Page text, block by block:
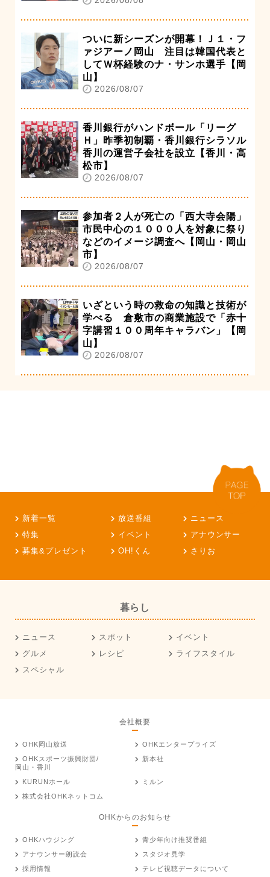
ついに新シーズンが開幕！Ｊ１・フ
ァジアーノ岡山 注目は韓国代表と
してＷ杯経験のナ・サンホ選手【岡
山】
2026/08/07
香川銀行がハンドボール「リーグ
Ｈ」昨季初制覇・香川銀行シラソル
香川の運営子会社を設立【香川・高
松市】
2026/08/07
参加者２人が死亡の「西大寺会陽」
市民中心の１０００人を対象に祭り
などのイメージ調査へ【岡山・岡山
市】
2026/08/07
いざという時の救命の知識と技術が
学べる 倉敷市の商業施設で「赤十
字講習１００周年キャラバン」【岡
山】
2026/08/07
新着一覧 放送番組
ニュース
特集
イベント
アナウンサー
募集&プレゼント
OH!くん さりお
暮らし
ニュース スポット
イベント
グルメ
レシピ
ライフスタイル
スペシャル
会社概要
OHK岡山放送
OHKエンタープライズ
OHKスポーツ振興財団/
岡山・香川
新本社
KURUNホール
ミルン
株式会社OHKネットコム
OHKからのお知らせ
OHKハウジング
青少年向け推奨番組
アナウンサー朗読会
スタジオ見学
採用情報
テレビ視聴データについて